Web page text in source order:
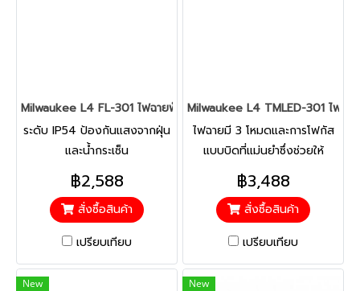
Milwaukee L4 FL-301 ไฟฉายพ็อคเก็ต แอลอีดี
ระดับ IP54 ป้องกันแสงจากฝุ่น
และน้ำกระเซ็น
฿2,588
สั่งซื้อสินค้า
เปรียบเทียบ
Milwaukee L4 TMLED-301 ไฟฉ
ไฟฉายมี 3 โหมดและการโฟกัส
แบบบิดที่แม่นยำซึ่งช่วยให้
สามารถควบคุมขนาดและความ
เข้มของลำแสงได้อย่างเต็มที่ใน
ทุกตำแหน่ง
฿3,488
สั่งซื้อสินค้า
เปรียบเทียบ
New New